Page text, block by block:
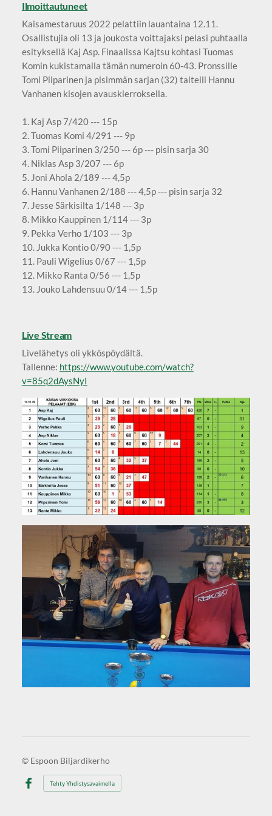
Ilmoittautuneet
Kaisamestaruus 2022 pelattiin lauantaina 12.11.
Osallistujia oli 13 ja joukosta voittajaksi pelasi puhtaalla
esityksellä Kaj Asp. Finaalissa Kajtsu kohtasi Tuomas
Komin kukistamalla tämän numeroin 60-43. Pronssille
Tomi Piiparinen ja pisimmän sarjan (32) taiteili Hannu
Vanhanen kisojen avauskierroksella.
1. Kaj Asp 7/420 --- 15p
2. Tuomas Komi 4/291 --- 9p
3. Tomi Piiparinen 3/250 --- 6p --- pisin sarja 30
4. Niklas Asp 3/207 --- 6p
5. Joni Ahola 2/189 --- 4,5p
6. Hannu Vanhanen 2/188 --- 4,5p --- pisin sarja 32
7. Jesse Särkisilta 1/148 --- 3p
8. Mikko Kauppinen 1/114 --- 3p
9. Pekka Verho 1/103 --- 3p
10. Jukka Kontio 0/90 --- 1,5p
11. Pauli Wigelius 0/67 --- 1,5p
12. Mikko Ranta 0/56 --- 1,5p
13. Jouko Lahdensuu 0/14 --- 1,5p
Live Stream
Livelähetys oli ykköspöydältä.
Tallenne: https://www.youtube.com/watch?
v=85q2dAysNyI
© Espoon Biljardikerho
Facebook
Tehty Yhdistysavaimella